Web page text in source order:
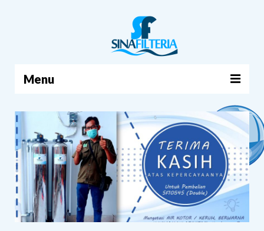
Menu
BERANDA
PRODUK
TENTANG KAMI
ARTIKEL
HUBUNGI KAMI